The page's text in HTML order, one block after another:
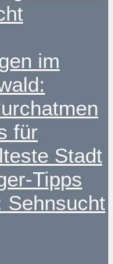
im
für
Stadt
Tipps
Sehnsucht